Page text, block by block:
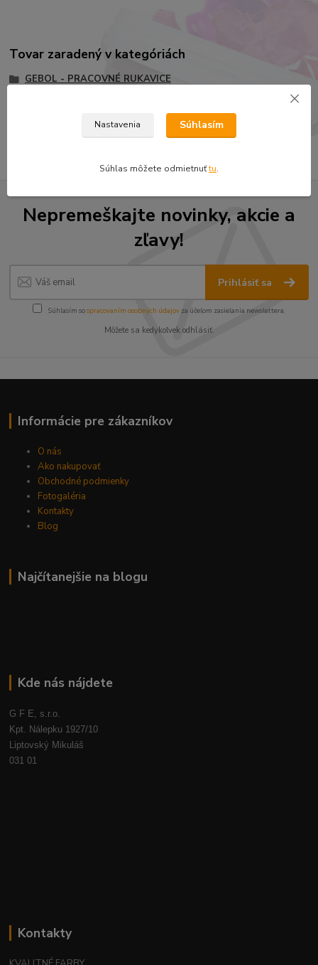
Tovar zaradený v kategóriách
GEBOL - PRACOVNÉ RUKAVICE
Prac. rukavice tlmiace vibrácie
Nepremeškajte novinky, akcie a
zľavy!
Prihlásiť sa
Súhlasím sospracovaním osobných údajov za účelom zasielania newslettera.
Môžete sa kedykoľvek odhlásiť.
Informácie pre zákazníkov
O nás
Ako nakupovať
Obchodné podmienky
Fotogaléria
Kontakty
Blog
Najčítanejšie na blogu
Kde nás nájdete
G F E, s.r.o.
Kpt. Nálepku 1927/10
Liptovský Mikuláš
031 01
Kontakty
Nastavenia Súhlasím
Súhlas môžete odmietnuťtu.